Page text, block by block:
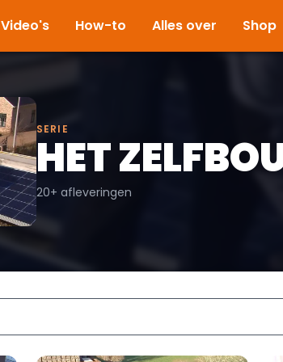
Video's How-to Alles over Shop
SERIE
HET
20+ afleveringen